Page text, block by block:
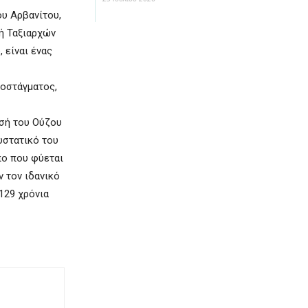
Αρβανίτου,
Ταξιαρχών
ένας
του Ούζου
του
που φύεται
ιδανικό
χρόνια